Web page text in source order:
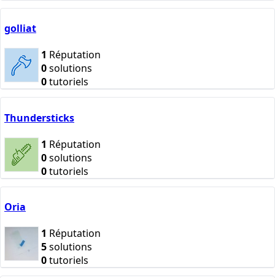
golliat
1 Réputation
0solutions
0tutoriels
Thundersticks
1 Réputation
0solutions
0tutoriels
Oria
1 Réputation
5solutions
0tutoriels